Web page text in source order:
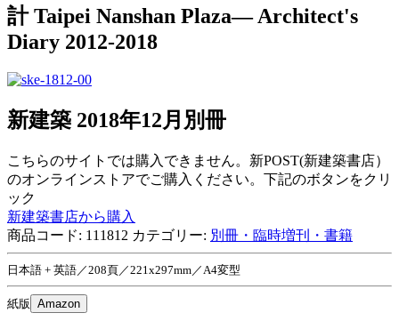
計 Taipei Nanshan Plaza— Architect's
Diary 2012-2018
新建築 2018年12月別冊
こちらのサイトでは購入できません。新POST(新建築書店）
のオンラインストアでご購入ください。下記のボタンをクリ
ック
新建築書店から購入
商品コード: 111812 カテゴリー: 別冊・臨時増刊・書籍
日本語 + 英語／208頁／221x297mm／A4変型
紙版 Amazon